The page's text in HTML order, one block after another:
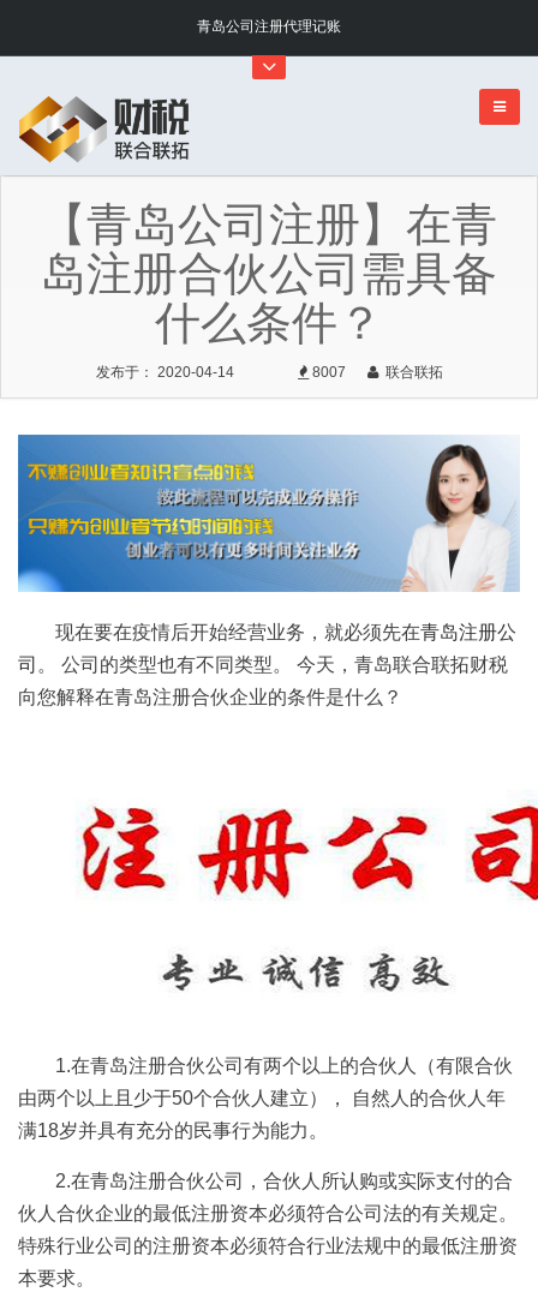
青岛公司注册代理记账
【青岛公司注册】在青
岛注册合伙公司需具备
什么条件？
发布于： 2020-04-14 8007 联合联拓
现在要在疫情后开始经营业务，就必须先在青岛注册公
司 。 公司的类型也有不同类型。 今天，青岛联合联拓财税
向您解释在青岛注册合伙企业的条件是什么？
1.在青岛注册合伙公司有两个以上的合伙人（有限合伙
由两个以上且少于50个合伙人建立）， 自然人的合伙人年
满18岁并具有充分的民事行为能力。
2.在青岛注册合伙公司，合伙人所认购或实际支付的合
伙人合伙企业的最低注册资本必须符合公司法的有关规定。
特殊行业公司的注册资本必须符合行业法规中的最低注册资
本要求。